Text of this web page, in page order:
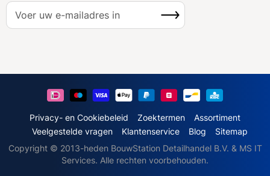
A
e
o
Inschrijven
Privacy- en Cookiebeleid Zoektermen
Assortiment
Veelgestelde vragen
Klantenservice Blog
Sitemap
Copyright © 2013-heden BouwStation Detailhandel B.V. & MS IT
Services. Alle rechten voorbehouden.